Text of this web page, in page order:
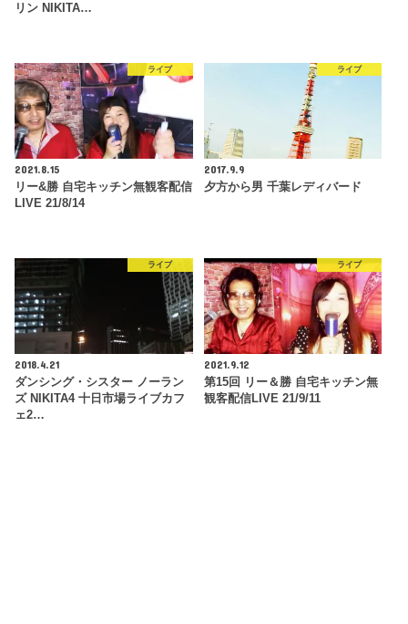
リン NIKITA…
ライブ
2021.8.15
リー&勝 自宅キッチン無観客配信
LIVE 21/8/14
ライブ
2017.9.9
夕方から男 千葉レディバード
ライブ
2018.4.21
ダンシング・シスター ノーラン
ズ NIKITA4 十日市場ライブカフ
ェ2…
ライブ
2021.9.12
第15回 リー＆勝 自宅キッチン無
観客配信LIVE 21/9/11